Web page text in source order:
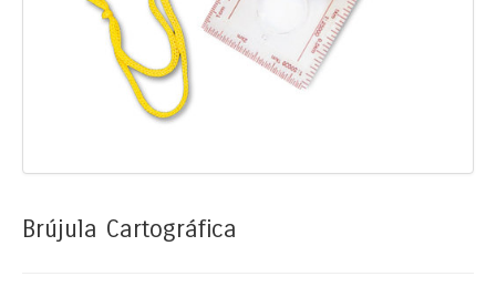
Brújula Cartográfica